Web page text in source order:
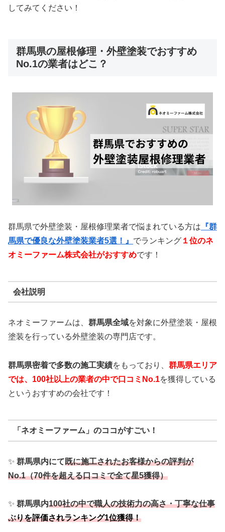
してみてください！
群馬県の屋根修理・外壁塗装でおすすめ
No.1の業者はどこ？
群馬県で外壁塗装・屋根修理業者で悩まれている方は 『群
馬県で優良な外壁塗装業者5選！』 でランキング １位のネ
オミーファーム株式会社がおすすめです！
会社説明
ネオミーファームは、 群馬県全域を対象に外壁塗装・屋根
塗装を行っている外壁塗装の専門店です。
群馬県密着で多数の施工実績をもっており、 群馬県エリア
では、100社以上の業者の中で口コミNo.1を獲得している
というおすすめの会社です！
「ネオミーファーム」のココがすごい！
✨ 群馬県内にて既に施工されたお客様からの評判が
No.1（70件を超える口コミで全て星5獲得）
✨ 群馬県内100社の中で職人の技術力の高さ・丁寧な仕事
ぶりを評価されランキング1位獲得！